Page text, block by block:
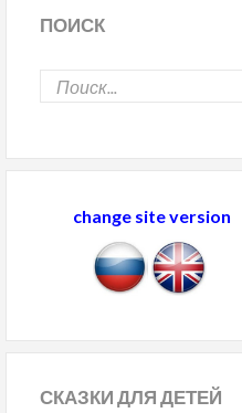
ПОИСК
change site version
СКАЗКИДЛЯ ДЕТЕЙ